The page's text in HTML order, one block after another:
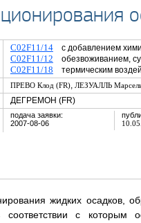
C02F11/14с добавлением
C02F11/12 обезвоживанием,
C02F11/18 термическим
ПРЕВО Клод (FR), ЛЕЗУАЛЛЬ
ДЕГРЕМОН (FR)
подача заявки:
2007-08-06
жидких осадков,
с которым